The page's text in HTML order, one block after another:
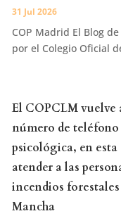
31 Jul 2026
COP Madrid El Blog
por el Colegio Oficial
El COPCLM
número de teléfono
psicológica, en
atender a las
incendios
Mancha